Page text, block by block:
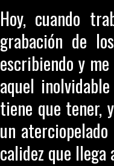
Hoy, cuando
grabación de
escribiendo y
aquel
tiene que tener,
un
calidez que llega